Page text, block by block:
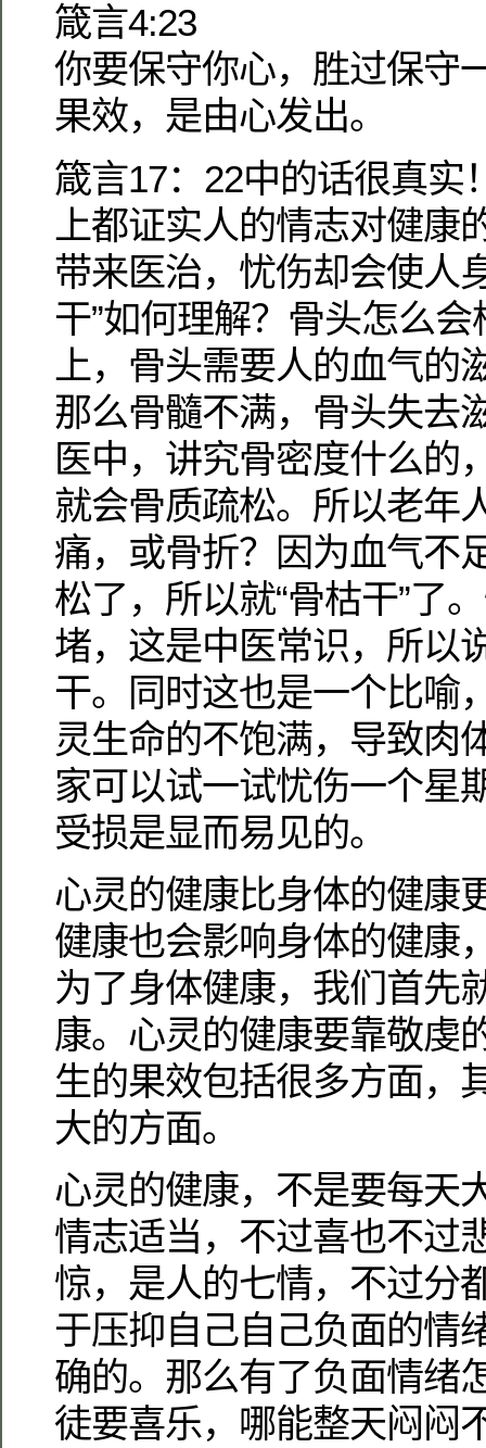
箴言4:23
你要保守你心，胜过保守
果效，是由心发出。
箴言17：22中的话很真实
上都证实人的情志对健康
带来医治，忧伤却会使人
干”如何理解？骨头怎么
上，骨头需要人的血气的
那么骨髓不满，骨头失去
医中，讲究骨密度什么的
就会骨质疏松。所以老年
痛，或骨折？因为血气不
松了，所以就“骨枯干”了
堵，这是中医常识，所以
干。同时这也是一个比喻
灵生命的不饱满，导致肉
家可以试一试忧伤一个星
受损是显而易见的。
心灵的健康比身体的健康
健康也会影响身体的健康
为了身体健康，我们首先
康。心灵的健康要靠敬虔
生的果效包括很多方面，
大的方面。
心灵的健康，不是要每天
情志适当，不过喜也不过
惊，是人的七情，不过分
于压抑自己自己负面的情
确的。那么有了负面情绪
徒要喜乐，哪能整天闷闷